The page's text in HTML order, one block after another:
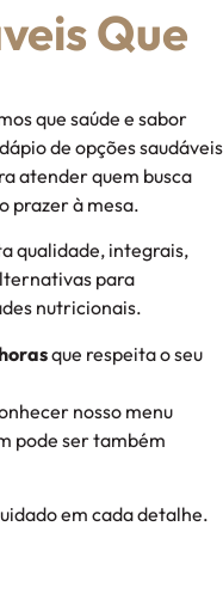
Que
que saúde e sabor
de opções saudáveis
atender quem busca
prazer à mesa.
qualidade, integrais,
para
nutricionais.
que respeita o seu
nosso menu
pode ser também
em cada detalhe.